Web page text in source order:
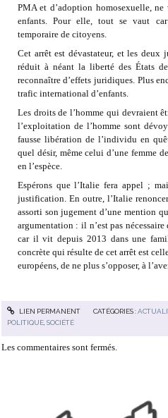
PMA et d’adoption homosexuelle,
enfants. Pour elle, tout se vaut
temporaire de citoyens.
Cet arrêt est dévastateur, et les
réduit à néant la liberté des États
reconnaître d’effets juridiques. Plus
trafic international d’enfants.
Les droits de l’homme qui devraient
l’exploitation de l’homme sont
fausse libération de l’individu en
quel désir, même celui d’une femme
en l’espèce.
Espérons que l’Italie fera appel ;
justification. En outre, l’Italie
assorti son jugement d’une mention
argumentation : il n’est pas nécessaire
car il vit depuis 2013 dans une
concrète qui résulte de cet arrêt est
européens, de ne plus s’opposer, à
LIEN PERMANENT CATÉGORIES :
POLITIQUE ,SOCIÉTÉ
Les commentaires sont fermés.